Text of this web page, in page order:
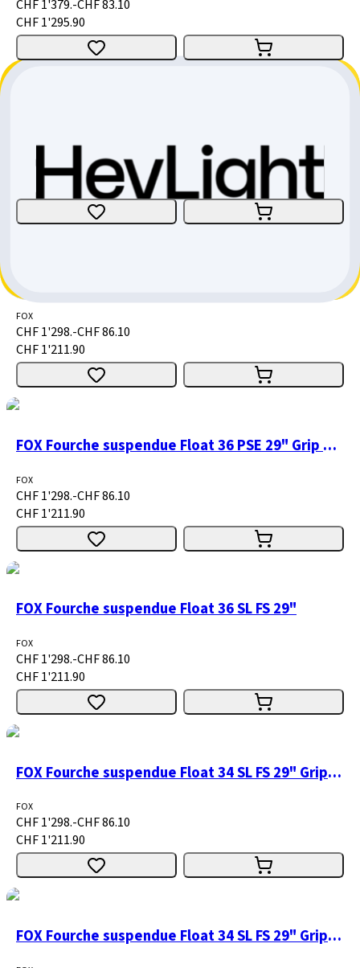
CHF 1'379.-CHF 83.10
CHF 1'295.90
CHF 1'298.-
CHF 86.10
FOX
CHF 1'298.-CHF 86.10
CHF 1'211.90
FOX Fourche suspendue Float 36 PSE 29" Grip X H/L Firm Mode 160 15x110 1.5T matte black 44R
FOX
CHF 1'298.-CHF 86.10
CHF 1'211.90
FOX Fourche suspendue Float 36 SL FS 29"
FOX
CHF 1'298.-CHF 86.10
CHF 1'211.90
FOX Fourche suspendue Float 34 SL FS 29" Grip X H/L Firm Mode 130 15x110 1.5T shiny black 44R
FOX
CHF 1'298.-CHF 86.10
CHF 1'211.90
FOX Fourche suspendue Float 34 SL FS 29" GripSL Psh-Lk 120 15x110 1.5T shiny